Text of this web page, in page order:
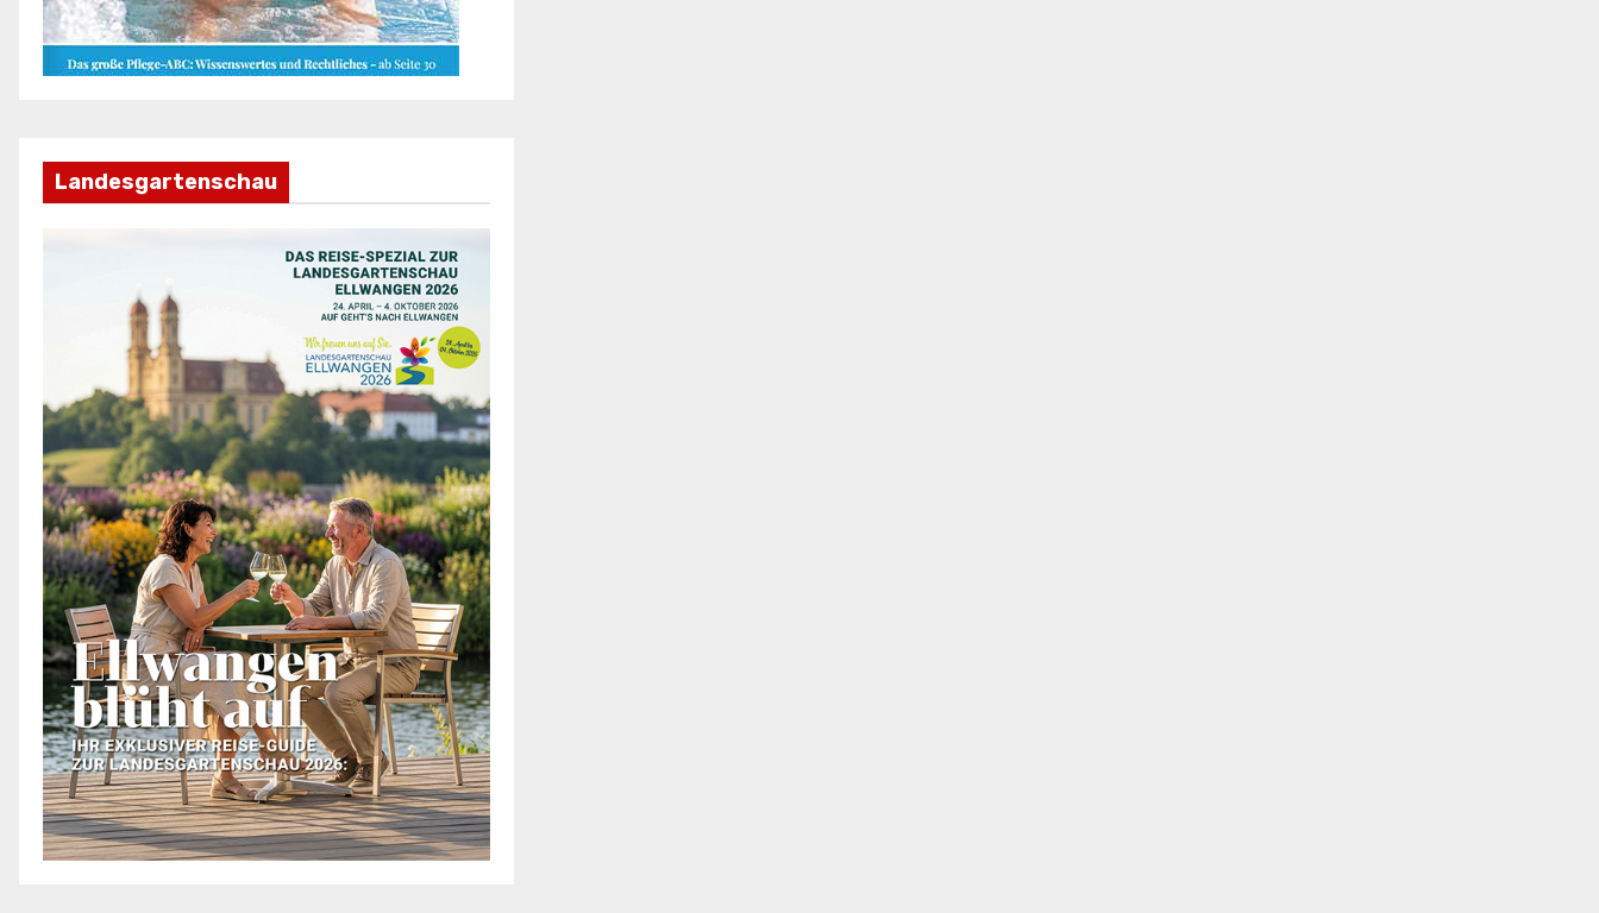
Landesgartenschau